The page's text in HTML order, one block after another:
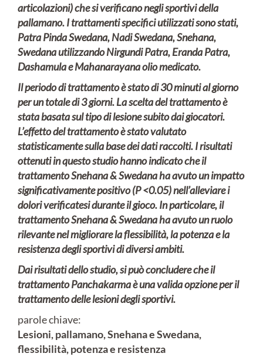
articolazioni) che si verificano negli sportivi della
pallamano.I trattamenti specifici utilizzati sono stati,
Patra Pinda Swedana, Nadi Swedana,Snehana,
Swedana utilizzando Nirgundi Patra, ErandaPatra,
Dashamula e Mahanarayana olio medicato.
Il periodo di trattamento è stato di 30 minuti al giorno
per untotale di 3 giorni.La scelta del trattamento è
stata basatasul tipo di lesione subito dai giocatori.
L’effetto del trattamento è stato valutato
statisticamente sullabase dei dati raccolti.I risultati
ottenuti inquesto studio hanno indicato che il
trattamento Snehana & Swedanaha avuto un impatto
significativamente positivo (P <0.05) nell’alleviare i
dolori verificatesi durante il gioco.In particolare, il
trattamento Snehana &Swedana ha avuto un ruolo
rilevante nel migliorare la flessibilità, la potenza ela
resistenza degli sportivi di diversi ambiti.
Dai risultati dello studio, si può concludere cheil
trattamento Panchakarma è una valida opzione peril
trattamento delle lesioni degli sportivi.
parole chiave:
Lesioni, pallamano, Snehana eSwedana,
flessibilità, potenza e resistenza